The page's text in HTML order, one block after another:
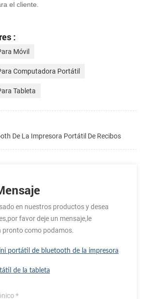
el cliente.
:
Móvil
Computadora Portátil
Tableta
De La Impresora Portátil De Recibos
en nuestros productos y desea
favor deje un mensaje,le
pronto como podamos.
portátil de bluetooth de la impresora
de la tableta